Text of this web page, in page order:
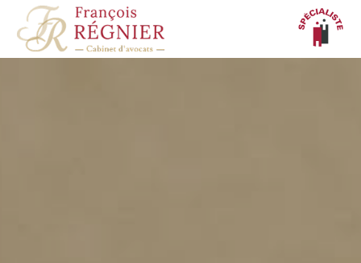
Panneau de gestion des cookies